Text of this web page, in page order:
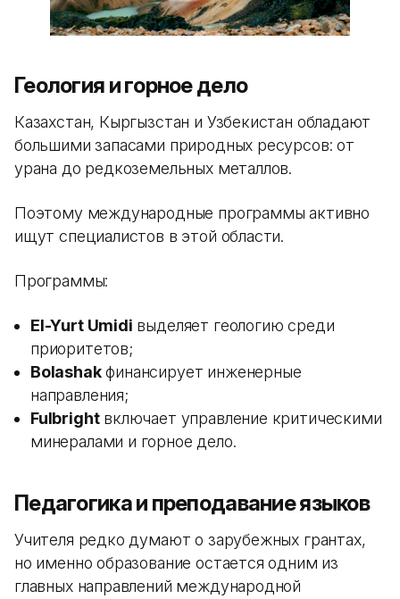
Геология и горное дело
Казахстан, Кыргызстан и Узбекистан обладают
большими запасами природных ресурсов: от
урана до редкоземельных металлов.
Поэтому международные программы активно
ищут специалистов в этой области.
Программы:
El-Yurt Umidi выделяет геологию среди
приоритетов;
Bolashakфинансирует инженерные
направления;
Fulbrightвключает управление критическими
минералами и горное дело.
Педагогика и преподавание языков
Учителя редко думают о зарубежных грантах,
но именно образование остается одним из
главных направлений международной